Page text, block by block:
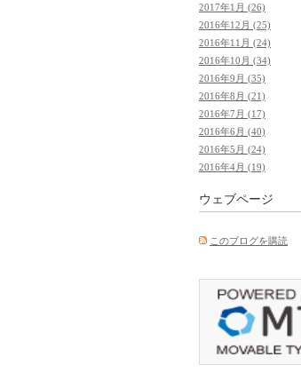
2017年1月 (26)
2016年12月 (25)
2016年11月 (24)
2016年10月 (34)
2016年9月 (35)
2016年8月 (21)
2016年7月 (17)
2016年6月 (40)
2016年5月 (24)
2016年4月 (19)
ウェブページ
このブログを購読